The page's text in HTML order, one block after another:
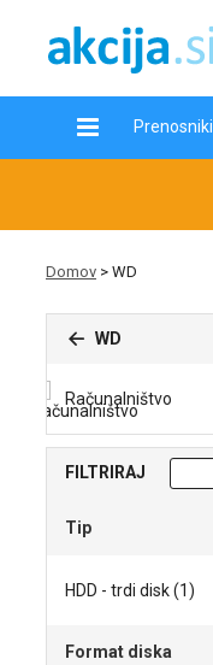
Prenosniki
Domov > WD
WD
Računalništvo
FILTRIRAJ
Tip
HDD - trdi disk (1)
Format diska